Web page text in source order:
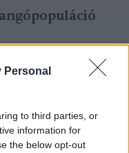
Personal
to third parties, or
information for
the below opt-out
őrizetbe